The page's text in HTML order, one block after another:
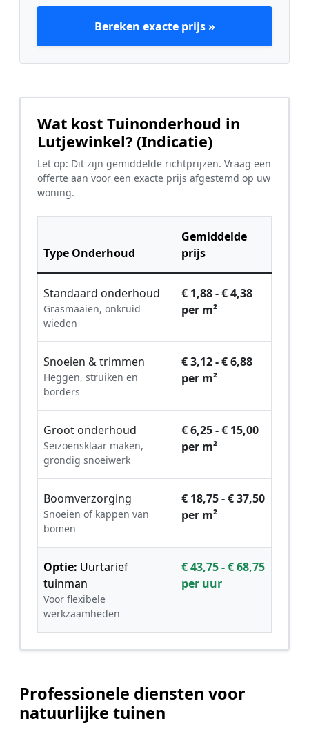
Bereken exacte prijs »
Wat kost Tuinonderhoud in
Lutjewinkel? (Indicatie)
Let op: Dit zijn gemiddelde richtprijzen. Vraag een
offerte aan voor een exacte prijs afgestemd op uw
woning.
Type Onderhoud
Gemiddelde
prijs
Standaard onderhoud
Grasmaaien, onkruid
wieden
€ 1,88 - € 4,38
per m²
Snoeien & trimmen
Heggen, struiken en
borders
€ 3,12 - € 6,88
per m²
Groot onderhoud
Seizoensklaar maken,
grondig snoeiwerk
€ 6,25 - € 15,00
per m²
Boomverzorging
Snoeien of kappen van
bomen
€ 18,75 - € 37,50
per m²
Optie: Uurtarief
tuinman
Voor flexibele
werkzaamheden
€ 43,75 - € 68,75
per uur
Professionele diensten voor
natuurlijke tuinen